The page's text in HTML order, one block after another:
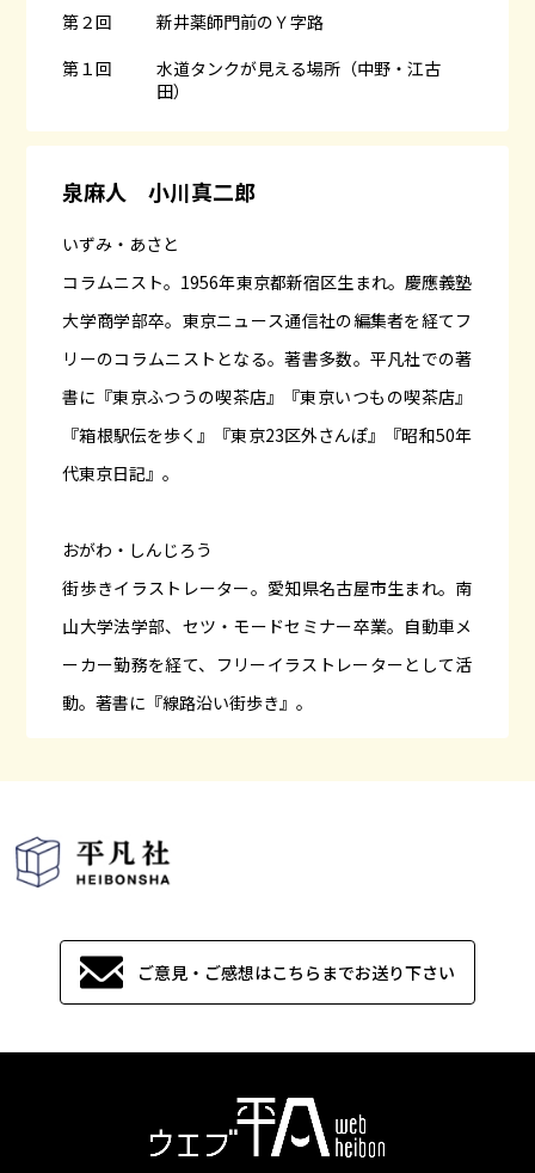
第２回
新井薬師門前のＹ字路
第１回
水道タンクが見える場所（中野・江古
田）
泉麻人 小川真二郎
いずみ・あさと
コラムニスト。1956年東京都新宿区生まれ。慶應義塾
大学商学部卒。東京ニュース通信社の編集者を経てフ
リーのコラムニストとなる。著書多数。平凡社での著
書に『東京ふつうの喫茶店』『東京いつもの喫茶店』
『箱根駅伝を歩く』『東京23区外さんぽ』『昭和50年
代東京日記』。
おがわ・しんじろう
街歩きイラストレーター。愛知県名古屋市生まれ。南
山大学法学部、セツ・モードセミナー卒業。自動車メ
ーカー勤務を経て、フリーイラストレーターとして活
動。著書に『線路沿い街歩き』。
ご意見・ご感想はこちらまでお送り下さい